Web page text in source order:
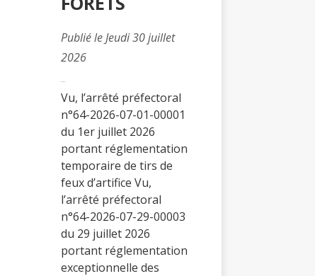
Publié le Jeudi 30 juillet
2026
Vu, l’arrêté préfectoral
n°64-2026-07-01-00001
du 1er juillet 2026
portant réglementation
temporaire de tirs de
feux d’artifice Vu,
l’arrêté préfectoral
n°64-2026-07-29-00003
du 29 juillet 2026
portant réglementation
exceptionnelle des